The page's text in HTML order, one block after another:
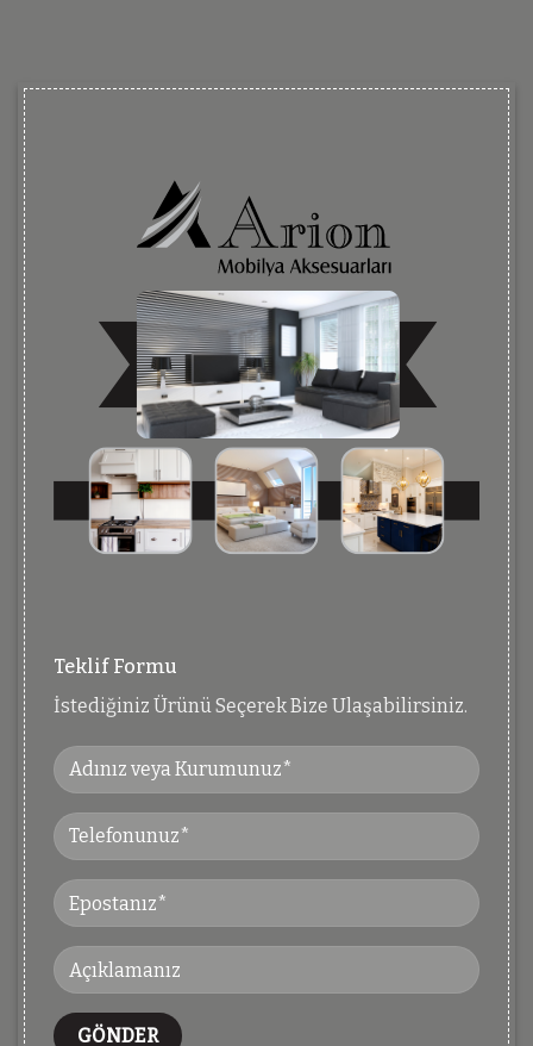
Teklif Formu
İstediğiniz Ürünü Seçerek Bize Ulaşabilirsiniz.